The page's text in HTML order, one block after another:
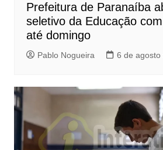
Prefeitura de Paranaíba
seletivo da Educação
até domingo
Pablo Nogueira 6 de agosto